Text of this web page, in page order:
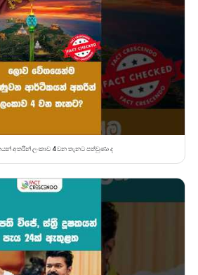
අතරින් ලංකාව 4 වන තැනට පත්වුණා ද